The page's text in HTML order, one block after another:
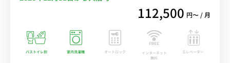
112,500 円〜 / 月
バストイレ別 室内洗濯機 オートロック
インターネット
無料
エレベーター